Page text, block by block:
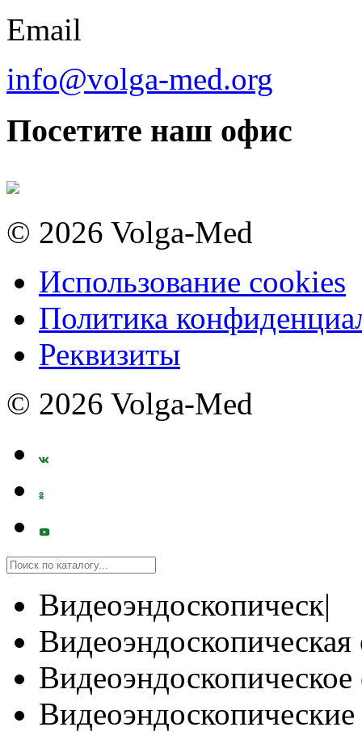
Email
info@volga-med.org
Посетите наш офис
© 2026 Volga-Med
Использование cookies
Политика
Реквизиты
© 2026 Volga-Med
Видеоэндоскопическ|
Видеоэндоскопическая